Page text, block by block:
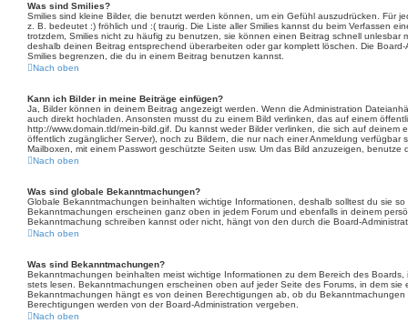
Was sind Smilies?
Smilies sind kleine Bilder, die benutzt werden können, um ein Gefühl auszudrücken. Für
z. B. bedeutet :) fröhlich und :( traurig. Die Liste aller Smilies kannst du beim Verfassen
trotzdem, Smilies nicht zu häufig zu benutzen, sie können einen Beitrag schnell unlesbar
deshalb deinen Beitrag entsprechend überarbeiten oder gar komplett löschen. Die
Smilies begrenzen, die du in einem Beitrag benutzen kannst.
Nach oben
Kann ich Bilder in meine Beiträge einfügen?
Ja, Bilder können in deinem Beitrag angezeigt werden. Wenn die Administration
auch direkt hochladen. Ansonsten musst du zu einem Bild verlinken, das auf einem
http://www.domain.tld/mein-bild.gif. Du kannst weder Bilder verlinken, die sich auf deinem
öffentlich zugänglicher Server), noch zu Bildern, die nur nach einer Anmeldung verfügbar
Mailboxen, mit einem Passwort geschützte Seiten usw. Um das Bild anzuzeigen, benutze
Nach oben
Was sind globale Bekanntmachungen?
Globale Bekanntmachungen beinhalten wichtige Informationen, deshalb solltest du sie
Bekanntmachungen erscheinen ganz oben in jedem Forum und ebenfalls in deinem
Bekanntmachung schreiben kannst oder nicht, hängt von den durch die Board-
Nach oben
Was sind Bekanntmachungen?
Bekanntmachungen beinhalten meist wichtige Informationen zu dem Bereich des
stets lesen. Bekanntmachungen erscheinen oben auf jeder Seite des Forums, in dem sie
Bekanntmachungen hängt es von deinen Berechtigungen ab, ob du
Berechtigungen werden von der Board-Administration vergeben.
Nach oben